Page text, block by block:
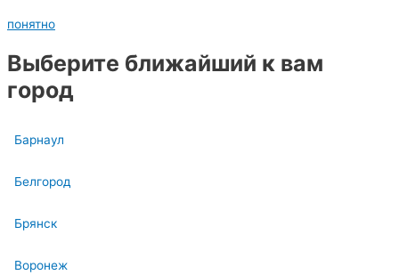
понятно
Выберите ближайший к вам
город
Барнаул
Белгород
Брянск
Воронеж